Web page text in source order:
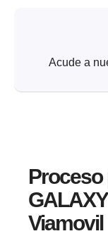
Acude a
Proceso
Viamovil